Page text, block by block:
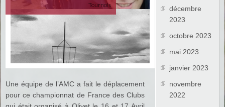
Tournois
Une équipe de l’AMC a fait le déplacement
pour ce championnat de France des Clubs
décembre
2023
octobre 2023
mai 2023
janvier 2023
novembre
2022